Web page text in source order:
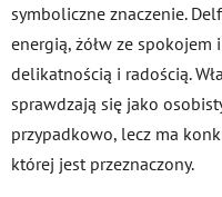
symboliczne znaczenie.
energią, żółw ze
delikatnością i radością.
sprawdzają się jako
przypadkowo, lecz ma
której jest przeznaczony.